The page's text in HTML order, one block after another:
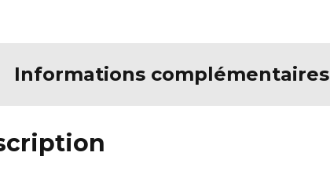
Informations complémentaires